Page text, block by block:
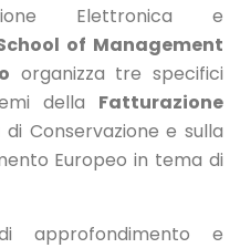
Elettronica e
of Management
organizza tre specifici
della Fatturazione
di Conservazione e sulla
Europeo in tema di
approfondimento e